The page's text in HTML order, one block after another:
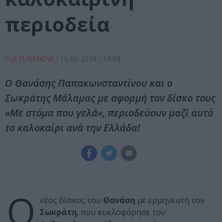
περιοδεία
CULTURENOW / 11-06-2018 / 19:04
Ο Θανάσης Παπακωνσταντίνου και ο
Σωκράτης Μάλαμας με αφορμή τον δίσκο τους
«Με στόμα που γελά», περιοδεύουν μαζί αυτό
το καλοκαίρι ανά την Ελλάδα!
Ο νέος δίσκος του Θανάση με ερμηνευτή τον
Σωκράτη, που κυκλοφόρησε τον